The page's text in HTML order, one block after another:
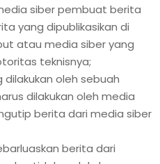
siber pembuat berita
yang dipublikasikan di
atau media siber yang
teknisnya;
dilakukan oleh sebuah
dilakukan oleh media
berita dari media siber
berita dari